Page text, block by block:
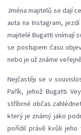
Jména majitelů se dají
auta na Instagram,
majitelé Bugatti vnímají
se postupem času
nebo je už známe
Nejčastěji se v
Pařík, jehož Bugatti
stříbrné občas
který je známý jako
pořídil právě kvůli jeho